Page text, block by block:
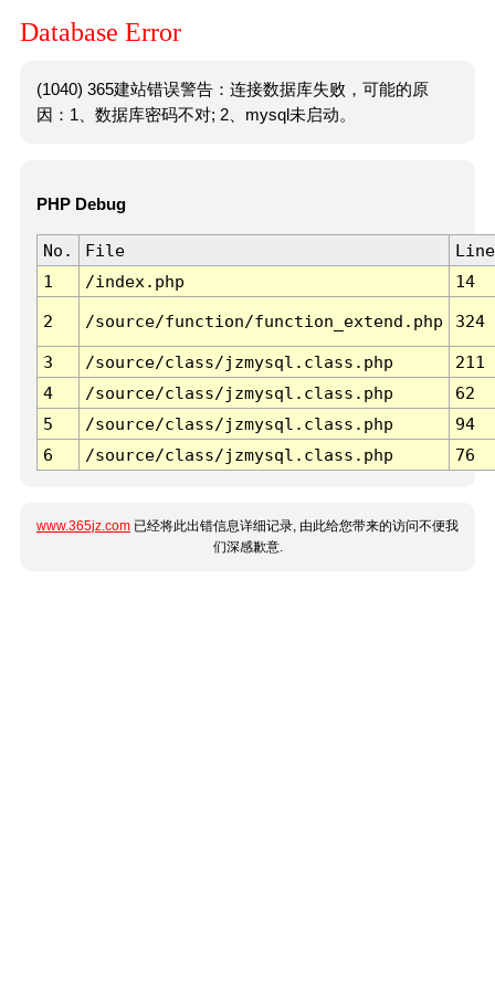
Database Error
(1040) 365建站错误警告：连接数据库失败，可能的原
因：1、数据库密码不对; 2、mysql未启动。
PHP Debug
No. File
Line
1
/index.php 14
2 /source/function/function_extend.php 324
3 /source/class/jzmysql.class.php
211
4
/source/class/jzmysql.class.php
62
5
/source/class/jzmysql.class.php
94
6
/source/class/jzmysql.class.php 76
www.365jz.com 已经将此出错信息详细记录, 由此给您带来的访问不便我
们深感歉意.